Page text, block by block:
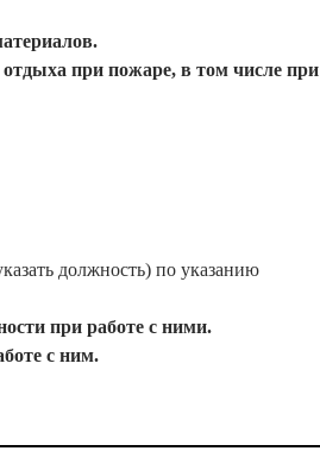
при пожаре, в том числе при
должность) по указанию
при работе с ними.
с ним.